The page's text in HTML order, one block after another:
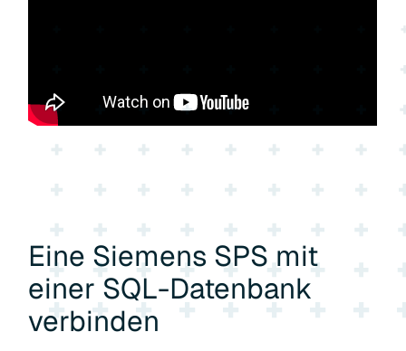
Eine Siemens SPS mit
einer SQL-Datenbank
verbinden